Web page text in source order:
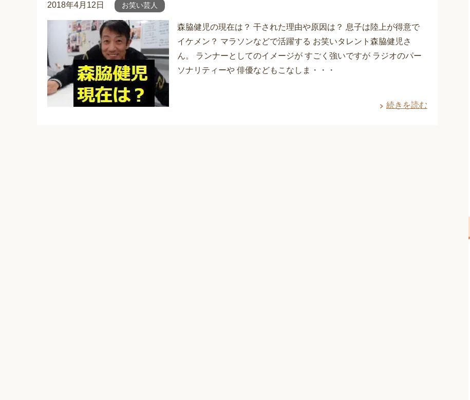
2018年4月12日 お笑い芸人
森脇健児の現在は？ 干された理由や原因は？ 息子は陸上が得意で
イケメン？ マラソンなどで活躍する お笑いタレント森脇健児さ
ん。 ランナーとしてのイメージが すごく強いですが ラジオのパー
ソナリティーや 俳優などもこなしま・・・
続きを読む